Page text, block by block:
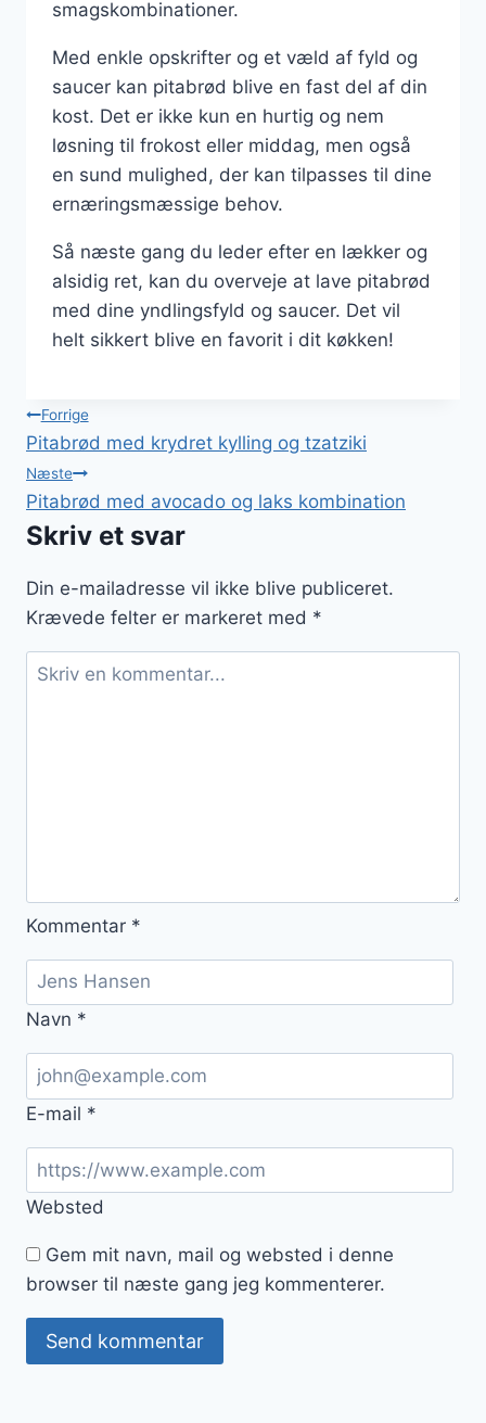
smagskombinationer.
Med enkle opskrifter og et væld af fyld og
saucer kan pitabrød blive en fast del af din
kost. Det er ikke kun en hurtig og nem
løsning til frokost eller middag, men også
en sund mulighed, der kan tilpasses til dine
ernæringsmæssige behov.
Så næste gang du leder efter en lækker og
alsidig ret, kan du overveje at lave pitabrød
med dine yndlingsfyld og saucer. Det vil
helt sikkert blive en favorit i dit køkken!
Indlægsnavigation
Forrige
Pitabrød med krydret kylling og tzatziki
Næste
Pitabrød med avocado og laks kombination
Skriv et svar
Din e-mailadresse vil ikke blive publiceret.
Krævede felter er markeret med *
Kommentar *
Navn *
E-mail *
Websted
Gem mit navn, mail og websted i denne
browser til næste gang jeg kommenterer.